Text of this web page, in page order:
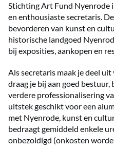
Stichting Art Fund Nyenrode
en enthousiaste secretaris.
bevorderen van kunst en
historische landgoed
bij exposities, aankopen en
Als secretaris maak je deel
draag je bij aan goed
verdere professionalisering
uitstek geschikt voor een
met Nyenrode, kunst en
bedraagt gemiddeld enkele
onbezoldigd (onkosten